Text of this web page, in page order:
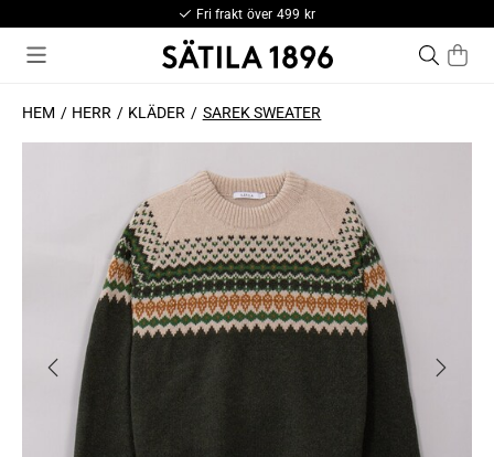
Fri frakt över 499 kr
HEM HERR KLÄDER SAREK SWEATER